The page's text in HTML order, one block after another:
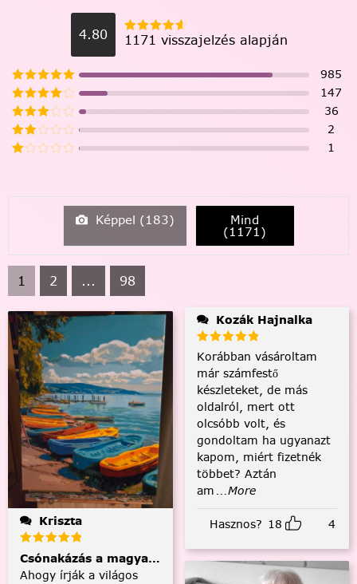
4.80 1171 visszajelzés alapján
985
147
36
2
1
Képpel (183) Mind
(1171)
1 2 ... 98
Kriszta
Csónakázás a magyar tengeren
Ahogy írják a világos
Kozák Hajnalka
Korábban vásároltam
már számfestő
készleteket, de más
oldalról, mert ott
olcsóbb volt, és
gondoltam ha ugyanazt
kapom, miért fizetnék
többet? Aztán
am ...More
Hasznos? 18 4